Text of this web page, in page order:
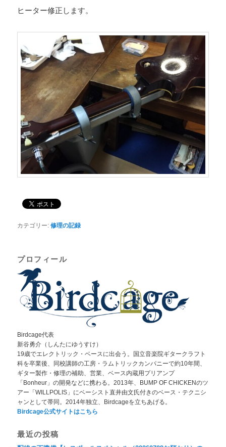
ヒーター修正します。
カテゴリー: 修理の記録
プロフィール
Birdcage代表
新谷勇介（しんたにゆうすけ）
19歳でエレクトリック・ベースに出会う。国立音楽院ギタークラフト
科を卒業後、同校講師の工房・ラムトリックカンパニーで約10年間、
ギター製作・修理の補助、営業、ベース内蔵用プリアンプ
「Bonheur」の開発などに携わる。2013年、BUMP OF CHICKENのツ
アー「WILLPOLIS」にベーシスト直井由文氏付きのベース・テクニシ
ャンとして帯同。2014年独立、Birdcageを立ちあげる。
Birdcage公式サイトはこちら
最近の投稿